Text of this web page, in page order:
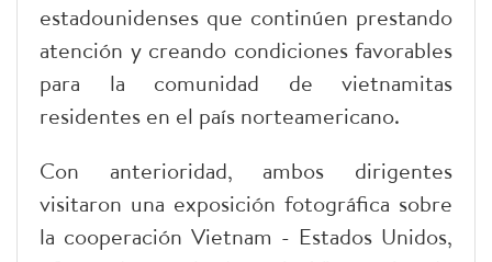
estadounidenses que continúen prestando
atención y creando condiciones favorables
para la comunidad de vietnamitas
residentes en el país norteamericano.
Con anterioridad, ambos dirigentes
visitaron una exposición fotográfica sobre
la cooperación Vietnam - Estados Unidos,